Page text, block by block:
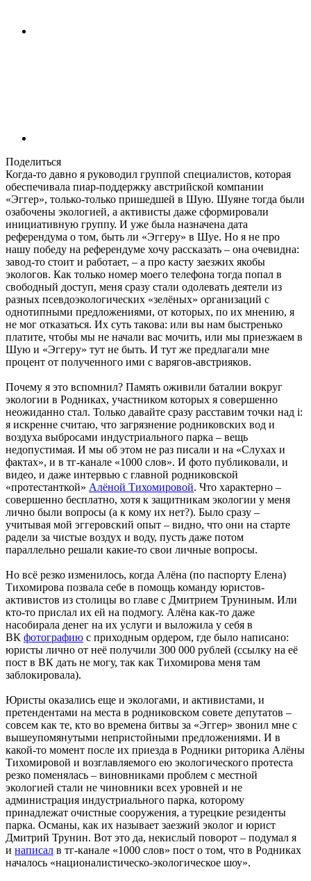
Поделиться
Когда-то давно я руководил группой специалистов, которая
обеспечивала пиар-поддержку австрийской компании
«Эггер», только-только пришедшей в Шую. Шуяне тогда были
озабочены экологией, а активисты даже сформировали
инициативную группу. И уже была назначена дата
референдума о том, быть ли «Эггеру» в Шуе. Но я не про
нашу победу на референдуме хочу рассказать – она очевидна:
завод-то стоит и работает, – а про касту заезжих якобы
экологов. Как только номер моего телефона тогда попал в
свободный доступ, меня сразу стали одолевать деятели из
разных псевдоэкологических «зелёных» организаций с
однотипными предложениями, от которых, по их мнению, я
не мог отказаться. Их суть такова: или вы нам быстренько
платите, чтобы мы не начали вас мочить, или мы приезжаем в
Шую и «Эггеру» тут не быть. И тут же предлагали мне
процент от полученного ими с варягов-австрияков.
Почему я это вспомнил? Память оживили баталии вокруг
экологии в Родниках, участником которых я совершенно
неожиданно стал. Только давайте сразу расставим точки над i:
я искренне считаю, что загрязнение родниковских вод и
воздуха выбросами индустриального парка – вещь
недопустимая. И мы об этом не раз писали и на «Слухах и
фактах», и в тг-канале «1000 слов». И фото публиковали, и
видео, и даже интервью с главной родниковской
«протестанткой» Алёной Тихомировой. Что характерно –
совершенно бесплатно, хотя к защитникам экологии у меня
лично были вопросы (а к кому их нет?). Было сразу –
учитывая мой эггеровский опыт – видно, что они на старте
радели за чистые воздух и воду, пусть даже потом
параллельно решали какие-то свои личные вопросы.
Но всё резко изменилось, когда Алёна (по паспорту Елена)
Тихомирова позвала себе в помощь команду юристов-
активистов из столицы во главе с Дмитрием Труниным. Или
кто-то прислал их ей на подмогу. Алёна как-то даже
насобирала денег на их услуги и выложила у себя в
ВК фотографию с приходным ордером, где было написано:
юристы лично от неё получили 300 000 рублей (ссылку на её
пост в ВК дать не могу, так как Тихомирова меня там
заблокировала).
Юристы оказались еще и экологами, и активистами, и
претендентами на места в родниковском совете депутатов –
совсем как те, кто во времена битвы за «Эггер» звонил мне с
вышеупомянутыми непристойными предложениями. И в
какой-то момент после их приезда в Родники риторика Алёны
Тихомировой и возглавляемого ею экологического протеста
резко поменялась – виновниками проблем с местной
экологией стали не чиновники всех уровней и не
администрация индустриального парка, которому
принадлежат очистные сооружения, а турецкие резиденты
парка. Османы, как их называет заезжий эколог и юрист
Дмитрий Трунин. Вот это да, некислый поворот – подумал я
и написал в тг-канале «1000 слов» пост о том, что в Родниках
началось «националистическо-экологическое шоу».